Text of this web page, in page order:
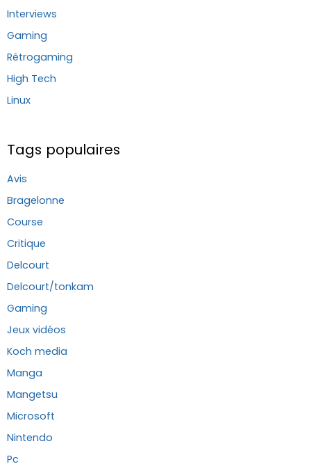
Interviews
Gaming
Rétrogaming
High Tech
Linux
Tags populaires
Avis
Bragelonne
Course
Critique
Delcourt
Delcourt/tonkam
Gaming
Jeux vidéos
Koch media
Manga
Mangetsu
Microsoft
Nintendo
Pc